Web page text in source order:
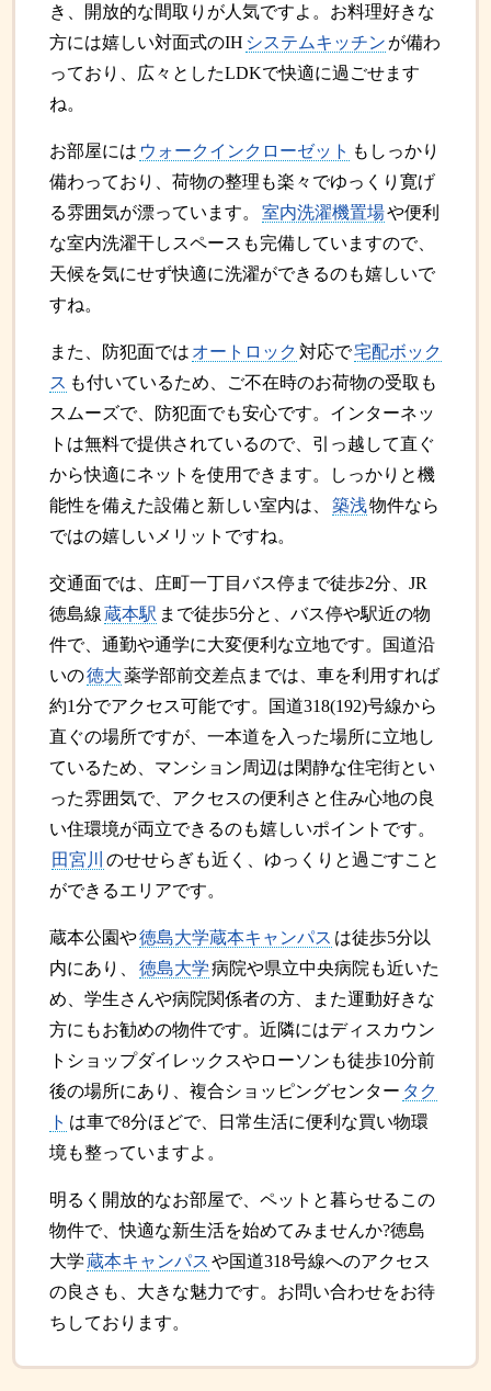
き、開放的な間取りが人気ですよ。お料理好きな
方には嬉しい対面式のIH システムキッチン が備わ
っており、広々としたLDKで快適に過ごせます
ね。
お部屋には ウォークインクローゼット もしっかり
備わっており、荷物の整理も楽々でゆっくり寛げ
る雰囲気が漂っています。
室内洗濯機置場や便利
な室内洗濯干しスペースも完備していますので、
天候を気にせず快適に洗濯ができるのも嬉しいで
すね。
また、防犯面では オートロック 対応で宅配ボック
ス も付いているため、ご不在時のお荷物の受取も
スムーズで、防犯面でも安心です。インターネッ
トは無料で提供されているので、引っ越して直ぐ
から快適にネットを使用できます。しっかりと機
能性を備えた設備と新しい室内は、
築浅物件なら
ではの嬉しいメリットですね。
交通面では、庄町一丁目バス停まで徒歩2分、JR
徳島線蔵本駅 まで徒歩5分と、バス停や駅近の物
件で、通勤や通学に大変便利な立地です。国道沿
いの徳大薬学部前交差点までは、車を利用すれば
約1分でアクセス可能です。国道318(192)号線から
直ぐの場所ですが、一本道を入った場所に立地し
ているため、マンション周辺は閑静な住宅街とい
った雰囲気で、アクセスの便利さと住み心地の良
い住環境が両立できるのも嬉しいポイントです。
田宮川
のせせらぎも近く、ゆっくりと過ごすこと
ができるエリアです。
蔵本公園や徳島大学蔵本キャンパス は徒歩5分以
内にあり、
徳島大学病院や県立中央病院も近いた
め、学生さんや病院関係者の方、また運動好きな
方にもお勧めの物件です。近隣にはディスカウン
トショップダイレックスやローソンも徒歩10分前
後の場所にあり、複合ショッピングセンター タク
ト は車で8分ほどで、日常生活に便利な買い物環
境も整っていますよ。
明るく開放的なお部屋で、ペットと暮らせるこの
物件で、快適な新生活を始めてみませんか?徳島
大学蔵本キャンパス や国道318号線へのアクセス
の良さも、大きな魅力です。お問い合わせをお待
ちしております。